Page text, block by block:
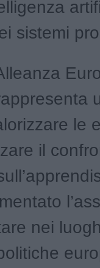
sistemi
le
il
nei